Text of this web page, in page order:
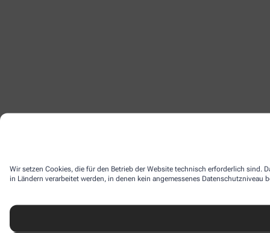
Wir setzen Cookies, die für den Betrieb der Website technisch erforderlich sind.
in Ländern verarbeitet werden, in denen kein angemessenes